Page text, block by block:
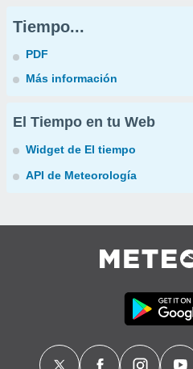
Tiempo...
PDF
Más información
El Tiempo en tu Web
Widget de El tiempo
API de Meteorología